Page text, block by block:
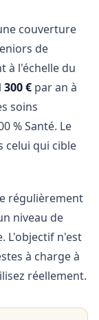
couverture
de
à l'échelle du
300 € par an à
soins
% Santé. Le
celui qui cible
régulièrement
niveau de
L'objectif n'est
à charge à
réellement.